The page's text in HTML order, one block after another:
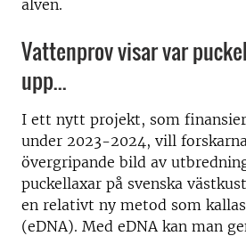
älven.
Vattenprov visar var
upp...
I ett nytt projekt, som
under 2023-2024, vill
övergripande bild av
puckellaxar på svenska
en relativt ny metod som
(eDNA). Med eDNA kan man